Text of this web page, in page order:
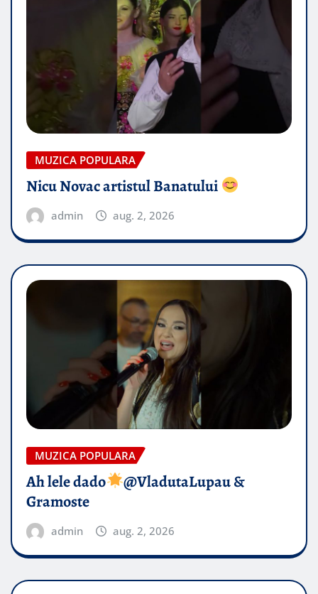
MUZICA POPULARA
Nicu Novac artistul Banatului
admin aug. 2, 2026
MUZICA POPULARA
Ah lele dado​
@VladutaLupau &
Gramoste
admin aug. 2, 2026